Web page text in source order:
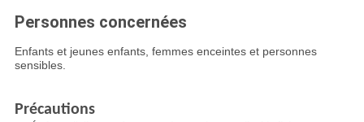
Personnes concernées
Enfants et jeunes enfants, femmes enceintes et personnes
sensibles.
Précautions